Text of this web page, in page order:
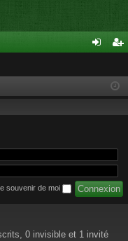
cri
souvenir de moi
0 invisible et 1 invité